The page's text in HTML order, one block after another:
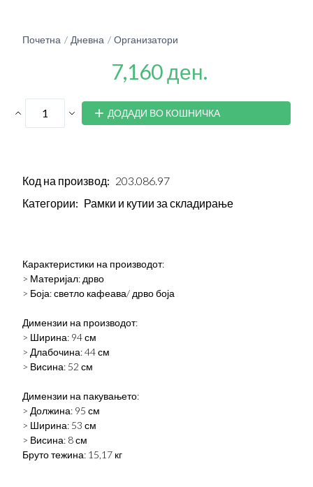
Почетна Дневна Организатори
7,160 ден.
ДОДАДИ ВО КОШНИЧКА
Код на производ: 203.086.97
Категории: Рамки и кутии за складирање
Карактеристики на производот:
> Материјал: дрво
> Боја: светло кафеава/ дрво боја
Димензии на производот:
> Ширина: 94 см
> Длабочина: 44 см
> Висина: 52 см
Димензии на пакувањето:
> Должина: 95 см
> Ширина: 53 см
> Висина: 8 см
Бруто тежина: 15,17 кг